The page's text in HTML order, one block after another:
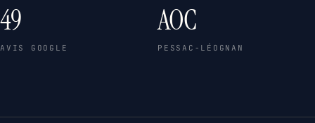
49
AVIS GOOGLE
AOC
PESSAC-LÉOGNAN